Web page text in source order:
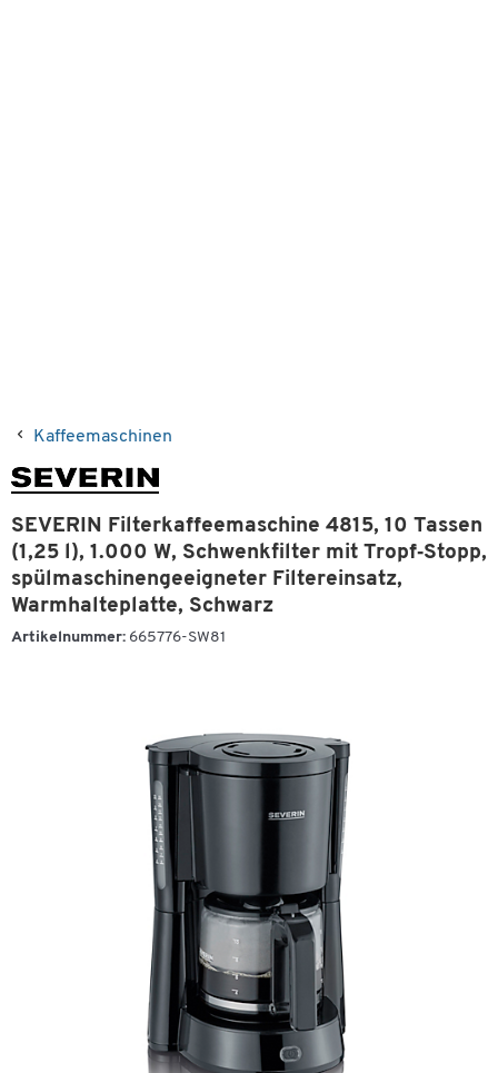
Kaffeemaschinen
SEVERIN Filterkaffeemaschine 4815, 10 Tassen
(1,25 l), 1.000 W, Schwenkfilter mit Tropf‑Stopp,
spülmaschinengeeigneter Filtereinsatz,
Warmhalteplatte, Schwarz
Artikelnummer: 665776-SW81